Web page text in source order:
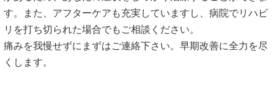
す。また、アフターケアも充実していますし、病院でリハビ
リを打ち切られた場合でもご相談ください。
痛みを我慢せずにまずはご連絡下さい。早期改善に全力を尽
くします。